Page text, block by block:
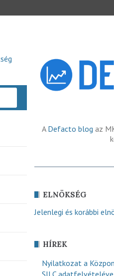
A Defacto blog az
ELNÖKSÉG
Jelenlegi és korábbi
HÍREK
Nyilatkozat a
SILC